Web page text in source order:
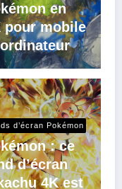
en
pour mobile
d’écran Pokémon
: ce
d’écran
4K est